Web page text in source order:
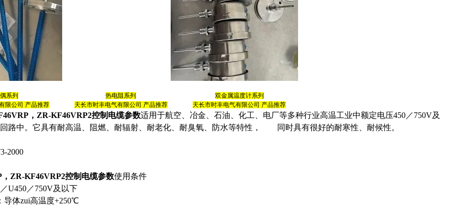
系列
限公司 产品推荐
热电阻系列
天长市时丰电气有限公司 产品推荐
双金属温度计系列
天长市时丰电气有限公司 产品推荐
，ZR-KF46VRP2控制电缆参数适用于航空、冶金、石油、化工、电厂等多种行业高温工业中额定电压450／750V及
路中。它具有耐高温、阻燃、耐辐射、耐老化、耐臭氧、防水等特性， 同时具有很好的耐寒性、耐候性。
2000
ZR-KF46VRP2控制电缆参数使用条件
U450／750V及以下
导体zui高温度+250℃